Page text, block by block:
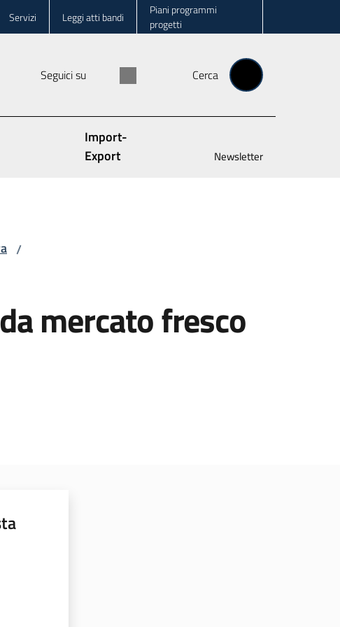
Servizi Leggi atti bandi
Piani programmi
progetti
Seguici su Cerca
Import-
Export
Newsletter
/
mercato fresco